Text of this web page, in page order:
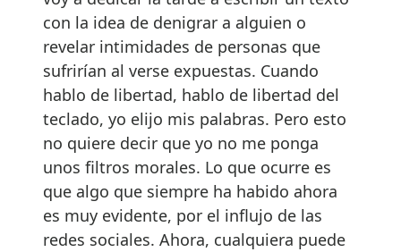
con la idea de denigrar a alguien o
revelar intimidades de personas que
sufrirían al verse expuestas. Cuando
hablo de libertad, hablo de libertad del
teclado, yo elijo mis palabras. Pero esto
no quiere decir que yo no me ponga
unos filtros morales. Lo que ocurre es
que algo que siempre ha habido ahora
es muy evidente, por el influjo de las
redes sociales. Ahora, cualquiera puede